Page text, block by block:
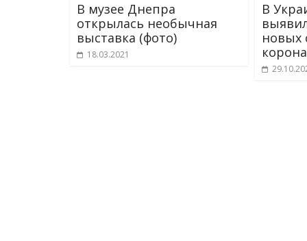
В музее Днепра
открылась необычная
выставка (фото)
18.03.2021
В
новых